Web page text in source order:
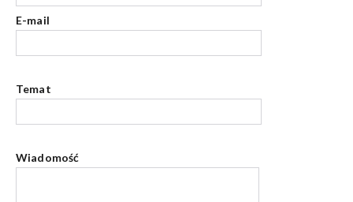
E-mail
Temat
Wiadomość